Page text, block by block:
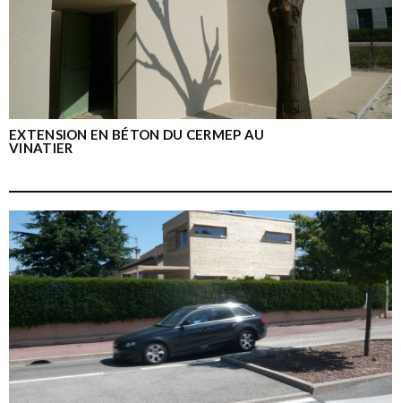
EXTENSION EN BÉTON DU CERMEP AU
VINATIER